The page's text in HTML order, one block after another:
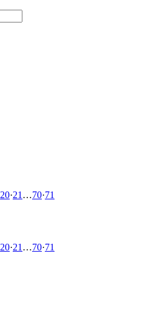
20·21 …70·71
20·21 …70·71